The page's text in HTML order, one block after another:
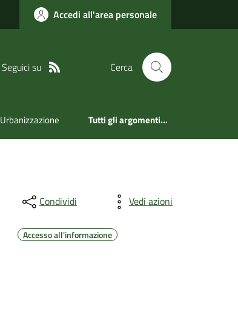
Accedi all'area personale
Seguici su Cerca
Urbanizzazione Tutti gli argomenti...
Condividi Vedi azioni
Accesso all'informazione